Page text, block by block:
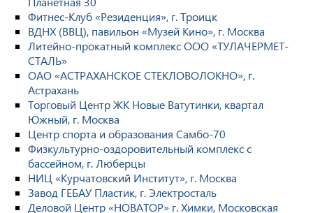
Фитнес-Клуб «Резиденция», г. Троицк
ВДНХ (ВВЦ), павильон «Музей Кино», г. Москва
Литейно-прокатный комплекс ООО «ТУЛАЧЕРМЕТ-
СТАЛЬ»
ОАО «АСТРАХАНСКОЕ СТЕКЛОВОЛОКНО», г.
Астрахань
Торговый Центр ЖК Новые Ватутинки, квартал
Южный, г. Москва
Центр спорта и образования Самбо-70
Физкультурно-оздоровительный комплекс с
бассейном, г. Люберцы
НИЦ «Курчатовский Институт», г. Москва
Завод ГЕБАУ Пластик, г. Электросталь
Деловой Центр «НОВАТОР» г. Химки, Московская